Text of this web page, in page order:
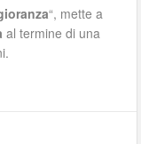
“, mette a
al termine di una